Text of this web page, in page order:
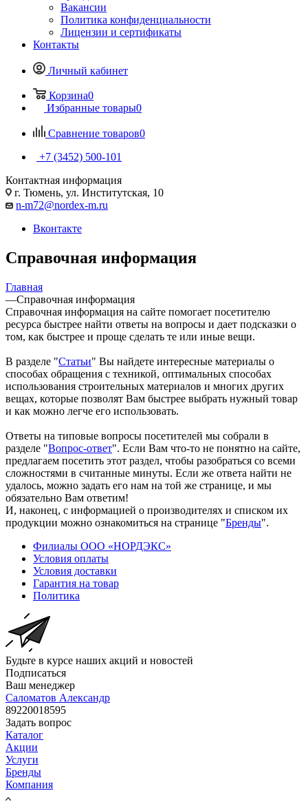
Вакансии
Политика конфиденциальности
Лицензии и сертификаты
Контакты
Личный кабинет
Корзина0
Избранные товары0
Сравнение товаров0
+7 (3452) 500-101
Контактная информация
г. Тюмень, ул. Институтская, 10
n-m72@nordex-m.ru
Вконтакте
Справочная информация
Главная
—Справочная информация
Справочная информация на сайте помогает посетителю
ресурса быстрее найти ответы на вопросы и дает подсказки о
том, как быстрее и проще сделать те или иные вещи.
В разделе "Статьи" Вы найдете интересные материалы о
способах обращения с техникой, оптимальных способах
использования строительных материалов и многих других
вещах, которые позволят Вам быстрее выбрать нужный товар
и как можно легче его использовать.
Ответы на типовые вопросы посетителей мы собрали в
разделе "Вопрос-ответ". Если Вам что-то не понятно на сайте,
предлагаем посетить этот раздел, чтобы разобраться со всеми
сложностями в считанные минуты. Если же ответа найти не
удалось, можно задать его нам на той же странице, и мы
обязательно Вам ответим!
И, наконец, с информацией о производителях и списком их
продукции можно ознакомиться на странице "Бренды".
Филиалы ООО «НОРДЭКС»
Условия оплаты
Условия доставки
Гарантия на товар
Политика
Будьте в курсе наших акций и новостей
Подписаться
Ваш менеджер
Саломатов Александр
89220018595
Задать вопрос
Каталог
Акции
Услуги
Бренды
Компания